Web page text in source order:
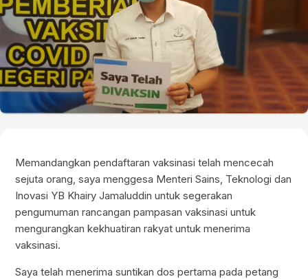
Memandangkan pendaftaran vaksinasi telah mencecah
sejuta orang, saya menggesa Menteri Sains, Teknologi dan
Inovasi YB Khairy Jamaluddin untuk segerakan
pengumuman rancangan pampasan vaksinasi untuk
mengurangkan kekhuatiran rakyat untuk menerima
vaksinasi.
Saya telah menerima suntikan dos pertama pada petang